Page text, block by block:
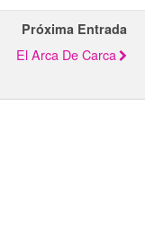
Próxima Entrada
El Arca De Carca